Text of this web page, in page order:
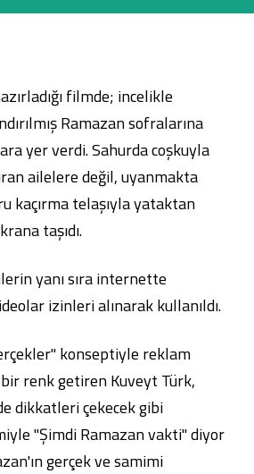
Finans Portalı
Yatırımcı İlişkileri
filmde; incelikle
Ramazan sofralarına
yer verdi. Sahurda coşkuyla
ailelere değil, uyanmakta
kaçırma telaşıyla yataktan
taşıdı.
yanı sıra internette
izinleri alınarak kullanıldı.
konseptiyle reklam
bir renk getiren Kuveyt Türk,
dikkatleri çekecek gibi
"Şimdi Ramazan vakti" diyor
gerçek ve samimi